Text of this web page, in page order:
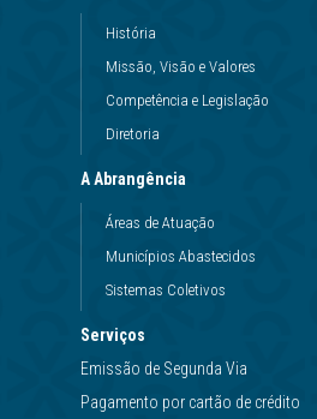
História
Missão, Visão e Valores
Competência e Legislação
Diretoria
A Abrangência
Áreas de Atuação
Municípios Abastecidos
Sistemas Coletivos
Serviços
Emissão de Segunda Via
Pagamento por cartão de crédito